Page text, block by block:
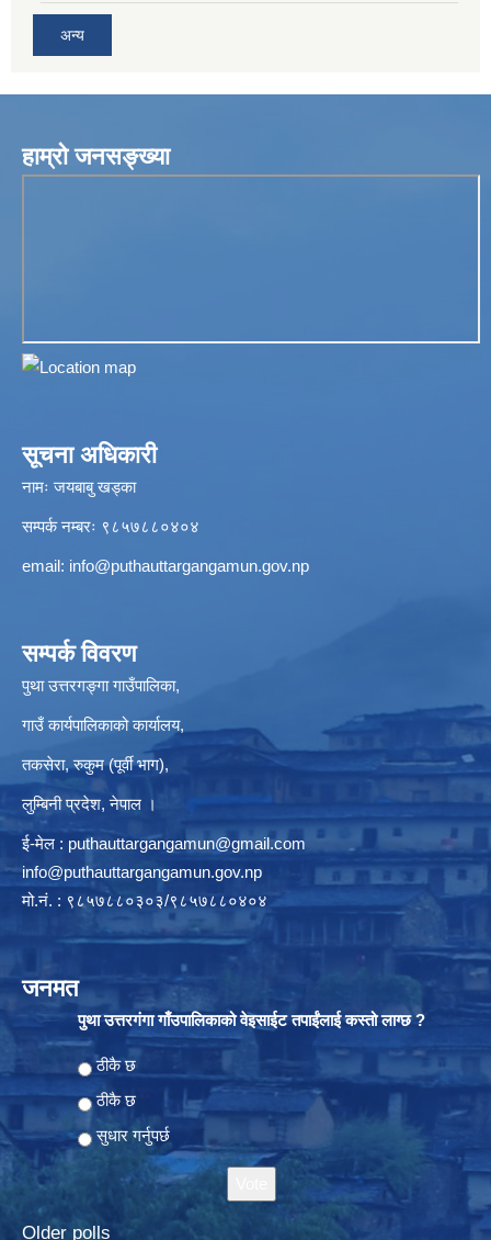
अन्य
हाम्रो जनसङ्ख्या
सूचना अधिकारी
नामः जयबाबु खड्का
सम्पर्क नम्बरः ९८५७८८०४०४
email: info@puthauttargangamun.gov.np
सम्पर्क विवरण
पुथा उत्तरगङ्गा गाउँपालिका,
गाउँ कार्यपालिकाको कार्यालय,
तकसेरा, रुकुम (पूर्वी भाग),
लुम्बिनी प्रदेश, नेपाल ।
ई-मेल : puthauttargangamun@gmail.com
info@puthauttargangamun.gov.np
मो.नं. : ९८५७८८०३०३/९८५७८८०४०४
जनमत
पुथा उत्तरगंगा गाँउपालिकाको वेइसाईट तपाईंलाई कस्तो लाग्छ ?
Choices
ठीकै छ
ठीकै छ
सुधार गर्नुपर्छ
Older polls